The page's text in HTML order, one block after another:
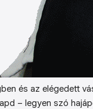
és az elégedett
– legyen szó